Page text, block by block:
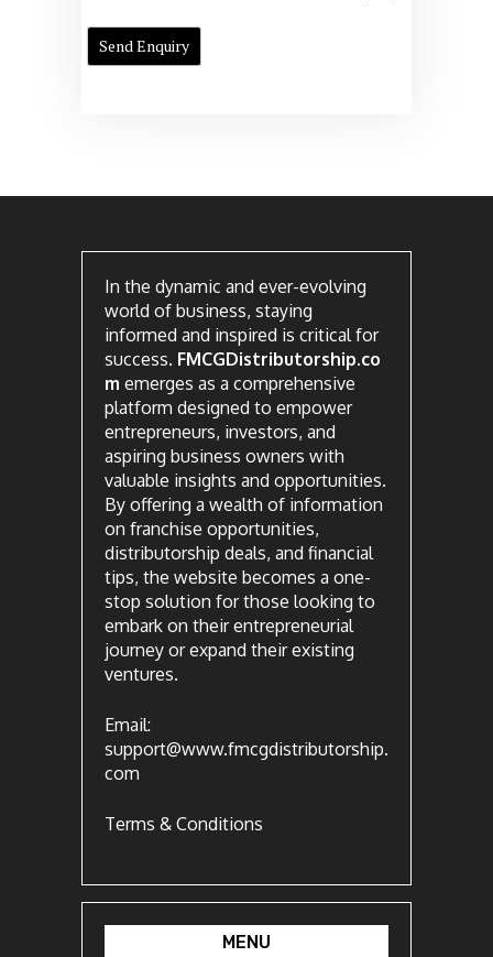
In the dynamic and ever-evolving
world of business, staying
informed and inspired is critical for
success. FMCGDistributorship.co
m emerges as a comprehensive
platform designed to empower
entrepreneurs, investors, and
aspiring business owners with
valuable insights and opportunities.
By offering a wealth of information
on franchise opportunities,
distributorship deals, and financial
tips, the website becomes a one-
stop solution for those looking to
embark on their entrepreneurial
journey or expand their existing
ventures.
Email:
support@www.fmcgdistributorship.
com
Terms & Conditions
MENU